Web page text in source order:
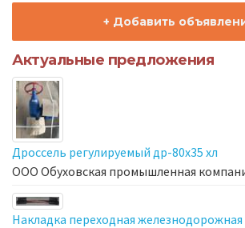
+ Добавить
Актуальные предложения
Дроссель регулируемый др-80х35 хл
ООО Обуховская промышленная
Накладка переходная